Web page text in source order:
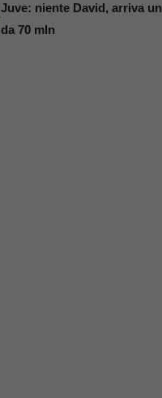
Juve: niente David, arriva
da 70 mln